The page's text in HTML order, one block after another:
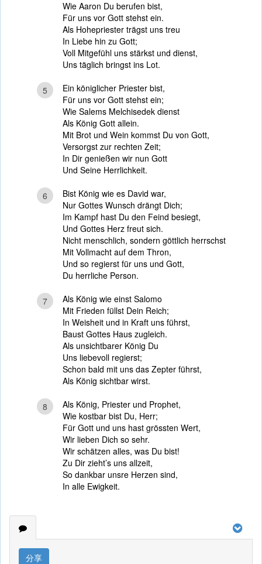
Wie Aaron Du berufen bist,
Für uns vor Gott stehst ein.
Als Hohepriester trägst uns treu
In Liebe hin zu Gott;
Voll Mitgefühl uns stärkst und dienst,
Uns täglich bringst ins Lot.
5
Ein königlicher Priester bist,
Für uns vor Gott stehst ein;
Wie Salems Melchisedek dienst
Als König Gott allein.
Mit Brot und Wein kommst Du von Gott,
Versorgst zur rechten Zeit;
In Dir genießen wir nun Gott
Und Seine Herrlichkeit.
6
Bist König wie es David war,
Nur Gottes Wunsch drängt Dich;
Im Kampf hast Du den Feind besiegt,
Und Gottes Herz freut sich.
Nicht menschlich, sondern göttlich herrschst
Mit Vollmacht auf dem Thron,
Und so regierst für uns und Gott,
Du herrliche Person.
7
Als König wie einst Salomo
Mit Frieden füllst Dein Reich;
In Weisheit und in Kraft uns führst,
Baust Gottes Haus zugleich.
Als unsichtbarer König Du
Uns liebevoll regierst;
Schon bald mit uns das Zepter führst,
Als König sichtbar wirst.
8
Als König, Priester und Prophet,
Wie kostbar bist Du, Herr;
Für Gott und uns hast grössten Wert,
Wir lieben Dich so sehr.
Wir schätzen alles, was Du bist!
Zu Dir zieht’s uns allzeit,
So dankbar unsre Herzen sind,
In alle Ewigkeit.
分享